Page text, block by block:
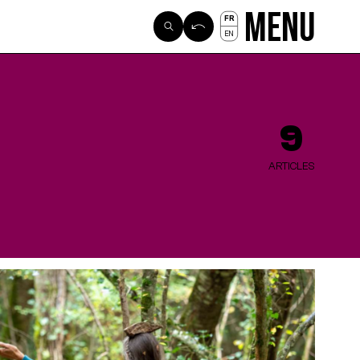
FR
EN Menu
9
ARTICLES